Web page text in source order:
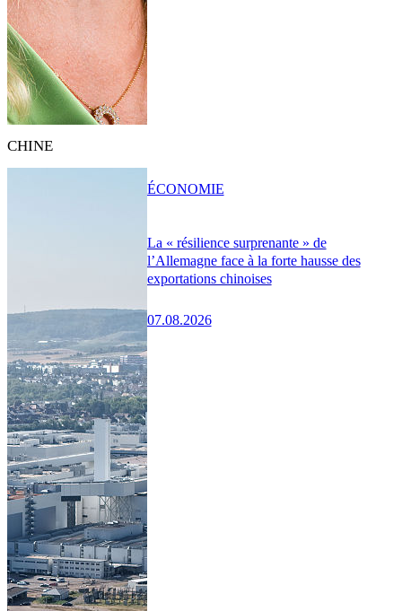
CHINE
La « résilience surprenante » de
l’Allemagne face à la forte hausse des
exportations chinoises
07.08.2026
ÉCONOMIE